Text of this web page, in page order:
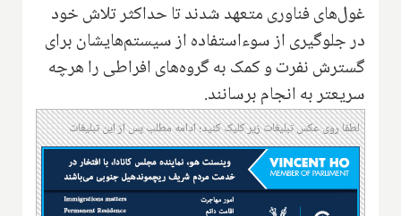
غول‌های فناوری متعهد شدند تا حداکثر تلاش خود
در جلوگیری از سوء‌استفاده از سیستم‌هایشان برای
گسترش نفرت و کمک به گروه‌های افراطی را هرچه
سریعتر به انجام برسانند.
لطفا روی عکس تبلیغات زیر کلیک کنید؛ ادامه مطلب پس از این تبلیغات